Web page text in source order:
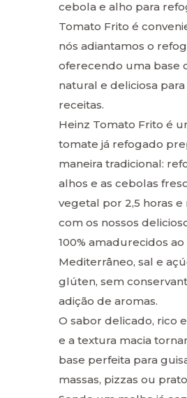
cebola e alho para
Tomato Frito é
nós adiantamos o
oferecendo uma base
natural e deliciosa
receitas.
Heinz Tomato Frito é
tomate já refogado
maneira tradicional:
alhos e as cebolas
vegetal por 2,5 horas e
com os nossos
100% amadurecidos
Mediterrâneo, sal e
glúten, sem
adição de aromas.
O sabor delicado, rico
e a textura macia
base perfeita para
massas, pizzas ou